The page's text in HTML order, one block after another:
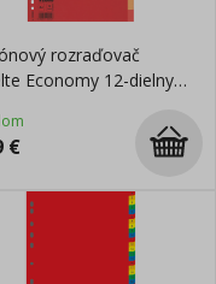
rozraďovač
Economy 12-dielny
€